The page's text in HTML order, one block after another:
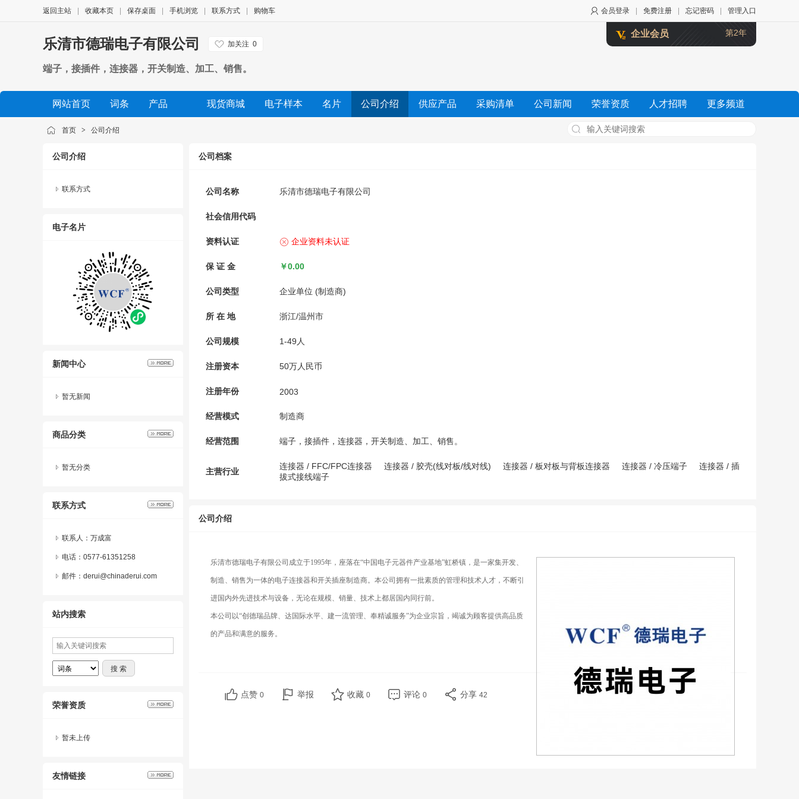
会员登录 免费注册 忘记密码 管理入口
返回主站 收藏本页 保存桌面 手机浏览 联系方式 购物车
企业会员 第2年
乐清市德瑞电子有限公司 加关注 0
端子，接插件，连接器，开关制造、加工、销售。
网站首页 词条 产品 现货商城 电子样本 名片 公司介绍 供应产品 采购清单 公司新闻 荣誉资质 人才招聘 更多频道
公司相册 品牌展示
首页 > 公司介绍
公司介绍
联系方式
电子名片
新闻中心
暂无新闻
商品分类
暂无分类
联系方式
联系人：万成富
电话：0577-61351258
邮件：derui@chinaderui.com
站内搜索
荣誉资质
暂未上传
友情链接
公司档案
公司名称 乐清市德瑞电子有限公司
社会信用代码
资料认证 企业资料未认证
保 证 金 ￥0.00
公司类型 企业单位 (制造商)
所 在 地 浙江/温州市
公司规模 1-49人
注册资本 50万人民币
注册年份 2003
经营模式 制造商
经营范围 端子，接插件，连接器，开关制造、加工、销售。
主营行业
连接器 / FFC/FPC连接器 连接器 / 胶壳(线对板/线对线) 连接器 / 板对板与背板连接器 连接器 / 冷压端子 连接器 / 插
拔式接线端子
公司介绍
乐清市德瑞电子有限公司成立于1995年，座落在“中国电子元器件产业基地”虹桥镇，是一家集开发、
制造、销售为一体的电子连接器和开关插座制造商。本公司拥有一批素质的管理和技术人才，不断引
进国内外先进技术与设备，无论在规模、销量、技术上都居国内同行前。
本公司以“创德瑞品牌、达国际水平、建一流管理、奉精诚服务”为企业宗旨，竭诚为顾客提供高品质
的产品和满意的服务。
点赞 0 举报 收藏 0 评论 0 分享 42